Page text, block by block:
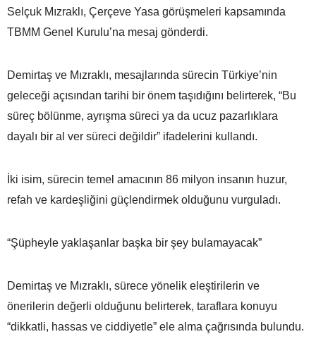
Selçuk Mızraklı, Çerçeve Yasa görüşmeleri kapsamında
TBMM Genel Kurulu’na mesaj gönderdi.
Demirtaş ve Mızraklı, mesajlarında sürecin Türkiye’nin
geleceği açısından tarihi bir önem taşıdığını belirterek, “Bu
süreç bölünme, ayrışma süreci ya da ucuz pazarlıklara
dayalı bir al ver süreci değildir” ifadelerini kullandı.
İki isim, sürecin temel amacının 86 milyon insanın huzur,
refah ve kardeşliğini güçlendirmek olduğunu vurguladı.
“Şüpheyle yaklaşanlar başka bir şey bulamayacak”
Demirtaş ve Mızraklı, sürece yönelik eleştirilerin ve
önerilerin değerli olduğunu belirterek, taraflara konuyu
“dikkatli, hassas ve ciddiyetle” ele alma çağrısında bulundu.